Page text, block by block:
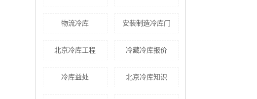
物流冷库 安装制造冷库门
北京冷库工程 冷藏冷库报价
冷库益处 北京冷库知识